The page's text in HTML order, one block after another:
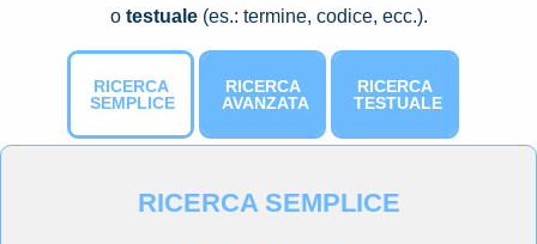
o testuale(es.: termine, codice, ecc.).
RICERCA
SEMPLICE
RICERCA
AVANZATA
RICERCA
TESTUALE
RICERCA SEMPLICE